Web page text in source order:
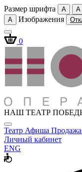
Размер шрифта A A
A
Изображения
0
НАШ ТЕАТР
Театр Афиша Продажа
Личный кабинет
ENG